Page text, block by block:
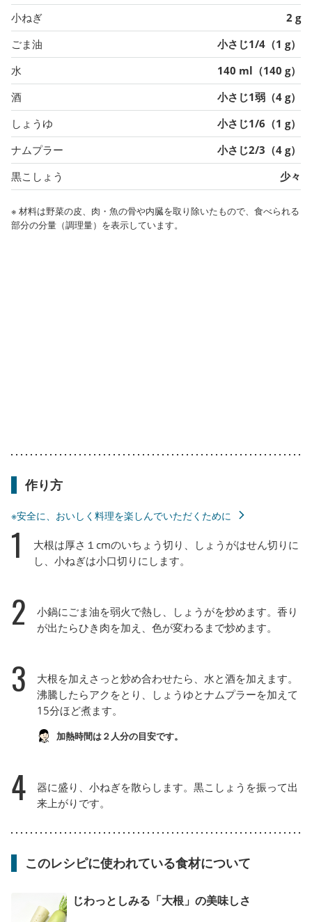
小ねぎ
2 g
ごま油
小さじ1/4（1 g）
水
140 ml（140 g）
酒
小さじ1弱（4 g）
しょうゆ
小さじ1/6（1 g）
ナムプラー
小さじ2/3（4 g）
黒こしょう
少々
※ 材料は野菜の皮、肉・魚の骨や内臓を取り除いたもので、食べられる
部分の分量（調理量）を表示しています。
作り方
※安全に、おいしく料理を楽しんでいただくために
1
大根は厚さ１cmのいちょう切り、しょうがはせん切りに
し、小ねぎは小口切りにします。
2
小鍋にごま油を弱火で熱し、しょうがを炒めます。香り
が出たらひき肉を加え、色が変わるまで炒めます。
3
大根を加えさっと炒め合わせたら、水と酒を加えます。
沸騰したらアクをとり、しょうゆとナムプラーを加えて
15分ほど煮ます。
加熱時間は２人分の目安です。
4
器に盛り、小ねぎを散らします。黒こしょうを振って出
来上がりです。
このレシピに使われている食材について
じわっとしみる「大根」の美味しさ